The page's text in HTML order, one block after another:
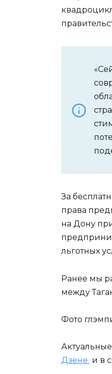
За
права
на Дону
льготных
Ранее мы
между
Фото
Дзене и в